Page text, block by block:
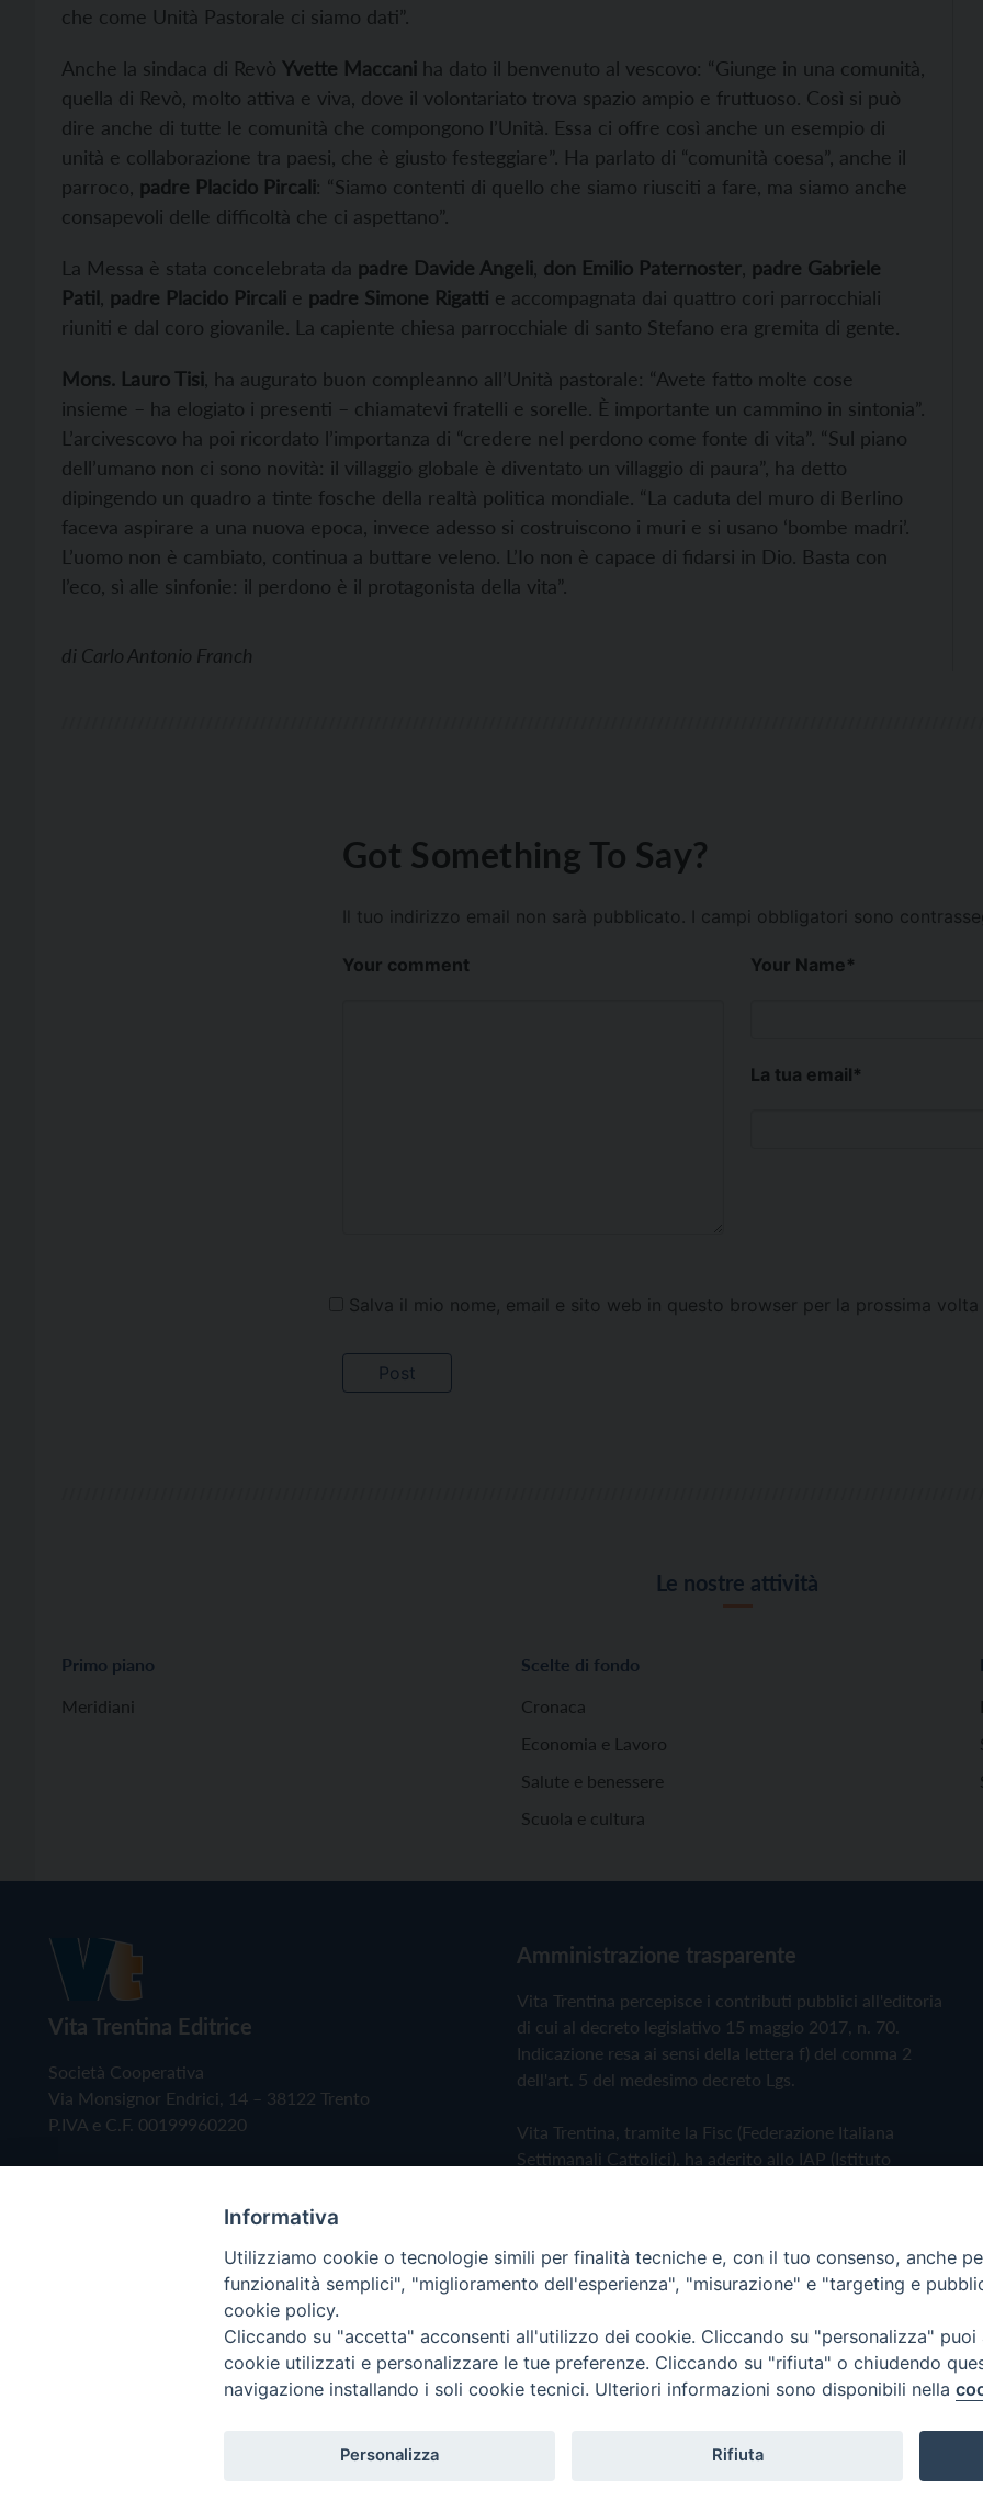
che come Unità Pastorale ci siamo dati”.
Anche la sindaca di Revò Yvette Maccani ha dato il benvenuto al vescovo: “Giunge in una comunità,
quella di Revò, molto attiva e viva, dove il volontariato trova spazio ampio e fruttuoso. Così si può
dire anche di tutte le comunità che compongono l’Unità. Essa ci offre così anche un esempio di
unità e collaborazione tra paesi, che è giusto festeggiare”. Ha parlato di “comunità coesa”, anche il
parroco, padre Placido Pircali: “Siamo contenti di quello che siamo riusciti a fare, ma siamo anche
consapevoli delle difficoltà che ci aspettano”.
La Messa è stata concelebrata da padre Davide Angeli don Emilio Paternoster padre Gabriele
Patil padre Placido Pircali e padre Simone Rigatti e accompagnata dai quattro cori parrocchiali
riuniti e dal coro giovanile. La capiente chiesa parrocchiale di santo Stefano era gremita di gente.
Mons. Lauro Tisi , ha augurato buon compleanno all’Unità pastorale: “Avete fatto molte cose
insieme – ha elogiato i presenti – chiamatevi fratelli e sorelle. È importante un cammino in sintonia”.
L’arcivescovo ha poi ricordato l’importanza di “credere nel perdono come fonte di vita”. “Sul piano
dell’umano non ci sono novità: il villaggio globale è diventato un villaggio di paura”, ha detto
dipingendo un quadro a tinte fosche della realtà politica mondiale. “La caduta del muro di Berlino
faceva aspirare a una nuova epoca, invece adesso si costruiscono i muri e si usano ‘bombe madri’.
L’uomo non è cambiato, continua a buttare veleno. L’Io non è capace di fidarsi in Dio. Basta con
l’eco, sì alle sinfonie: il perdono è il protagonista della vita”.
di Carlo Antonio Franch
Got Something To Say?
Il tuo indirizzo email non sarà pubblicato. I campi obbligatori sono
Your comment Your Name*
La tua email*
Salva il mio nome, email e sito web in questo browser per la prossima volta
Le nostre attività
Primo piano
Meridiani
Scelte di fondo
Cronaca
Economia e Lavoro
Salute e benessere
Scuola e cultura
Vita Trentina Editrice
Società Cooperativa
Via Monsignor Endrici, 14 – 38122 Trento
P.IVA e C.F. 00199960220
Amministrazione trasparente
Vita Trentina percepisce i contributi pubblici all'editoria
di cui al decreto legislativo 15 maggio 2017, n. 70.
Indicazione resa ai sensi della lettera f) del comma 2
dell'art. 5 del medesimo decreto Lgs.
Vita Trentina, tramite la Fisc (Federazione Italiana
Settimanali Cattolici), ha aderito allo IAP (Istituto
Privacy Policy Cookie Policy
Copyright © 2019 - Tutti i diritti riservati - Vita Trentina Editrice
Informativa
Utilizziamo cookie o tecnologie simili per finalità tecniche e, con il tuo consenso, anche
funzionalità semplici", "miglioramento dell'esperienza", "misurazione" e "targeting e
cookie policy.
Cliccando su "accetta" acconsenti all'utilizzo dei cookie. Cliccando su "personalizza"
cookie utilizzati e personalizzare le tue preferenze. Cliccando su "rifiuta" o chiudendo
navigazione installando i soli cookie tecnici. Ulteriori informazioni sono disponibili nella
Personalizza Rifiuta